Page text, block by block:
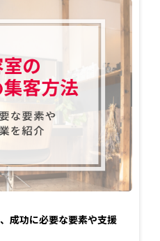
成功に必要な要素や支援